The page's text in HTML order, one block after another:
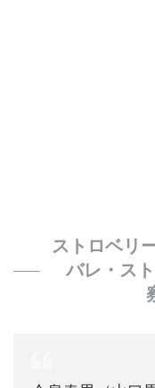
ストロベリ
バレ・ス